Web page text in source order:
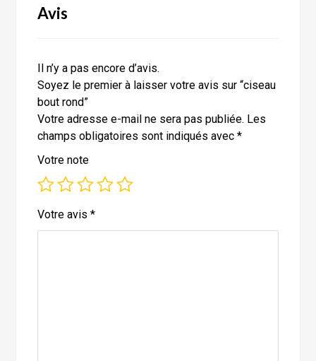
Avis
Il n’y a pas encore d’avis.
Soyez le premier à laisser votre avis sur “ciseau
bout rond”
Votre adresse e-mail ne sera pas publiée. Les
champs obligatoires sont indiqués avec*
Votre note
Votre avis*